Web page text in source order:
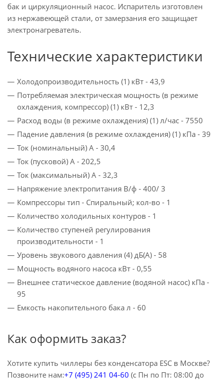
бак и циркуляционный насос. Испаритель изготовлен
из нержавеющей стали, от замерзания его защищает
электронагреватель.
Технические характеристики
Холодопроизводительность (1) кВт - 43,9
Потребляемая электрическая мощность (в режиме
охлаждения, компрессор) (1) кВт - 12,3
Расход воды (в режиме охлаждения) (1) л/час - 7550
Падение давления (в режиме охлаждения) (1) кПа - 39
Ток (номинальный) A - 30,4
Ток (пусковой) A - 202,5
Ток (максимальный) A - 32,3
Напряжение электропитания В/ф - 400/ 3
Компрессоры тип - Спиральный; кол­-во - 1
Количество холодильных контуров - 1
Количество ступеней регулирования
производительности - 1
Уровень звукового давления (4) дБ(A) - 58
Мощность водяного насоса кВт - 0,55
Внешнее статическое давление (водяной насос) кПа -
95
Емкость накопительного бака л - 60
Как оформить заказ?
Хотите купить чиллеры без конденсатора ESC в Москве?
Позвоните нам:+7 (495) 241 04-60 (с Пн по Пт: 08:00 до